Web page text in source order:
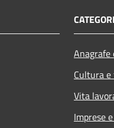
Cultura
Vita
Imprese